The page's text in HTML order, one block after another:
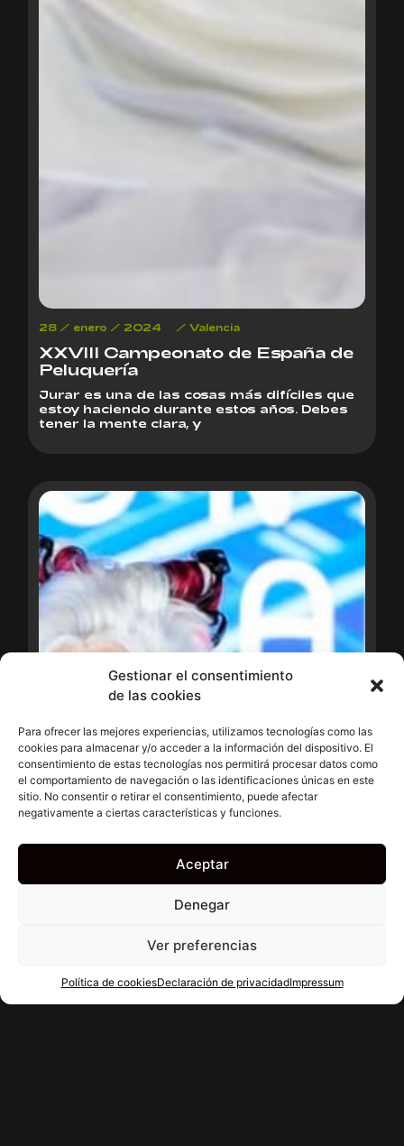
Gestionar el consentimiento
de las cookies
Para ofrecer las mejores experiencias, utilizamos tecnologías como las
cookies para almacenar y/o acceder a la información del dispositivo. El
consentimiento de estas tecnologías nos permitirá procesar datos como
el comportamiento de navegación o las identificaciones únicas en este
sitio. No consentir o retirar el consentimiento, puede afectar
negativamente a ciertas características y funciones.
Aceptar
Denegar
Ver preferencias
Política de cookiesDeclaración de privacidadImpressum
28 / enero / 2024 / Valencia
XXVIII Campeonato de España de
Peluquería
Jurar es una de las cosas más difíciles que
estoy haciendo durante estos años. Debes
tener la mente clara, y